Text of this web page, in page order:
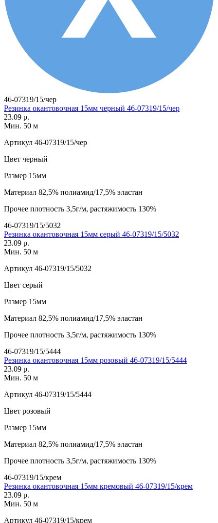
46-07319/15/чер
Резинка окантовочная 15мм черный 46-07319/15/чер
23.09 р.
Мин. 50 м
Артикул 46-07319/15/чер
Цвет черный
Размер 15мм
Материал 82,5% полиамид/17,5% эластан
Прочее плотность 3,5г/м, растяжимость 130%
46-07319/15/5032
Резинка окантовочная 15мм серый 46-07319/15/5032
23.09 р.
Мин. 50 м
Артикул 46-07319/15/5032
Цвет серый
Размер 15мм
Материал 82,5% полиамид/17,5% эластан
Прочее плотность 3,5г/м, растяжимость 130%
46-07319/15/5444
Резинка окантовочная 15мм розовый 46-07319/15/5444
23.09 р.
Мин. 50 м
Артикул 46-07319/15/5444
Цвет розовый
Размер 15мм
Материал 82,5% полиамид/17,5% эластан
Прочее плотность 3,5г/м, растяжимость 130%
46-07319/15/крем
Резинка окантовочная 15мм кремовый 46-07319/15/крем
23.09 р.
Мин. 50 м
Артикул 46-07319/15/крем